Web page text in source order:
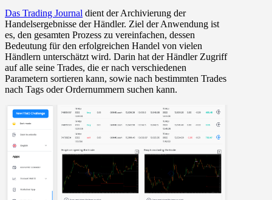
Das Trading Journal dient der Archivierung der
Handelsergebnisse der Händler. Ziel der Anwendung ist
es, den gesamten Prozess zu vereinfachen, dessen
Bedeutung für den erfolgreichen Handel von vielen
Händlern unterschätzt wird. Darin hat der Händler Zugriff
auf alle seine Trades, die er nach verschiedenen
Parametern sortieren kann, sowie nach bestimmten Trades
nach Tags oder Ordernummern suchen kann.